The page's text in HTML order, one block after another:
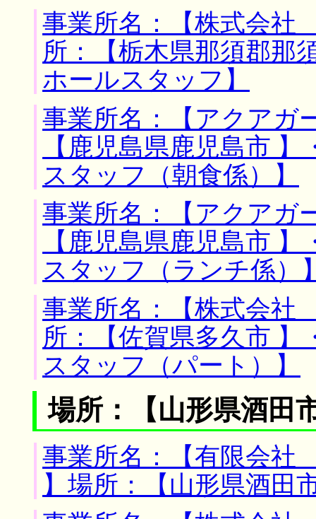
事業所名：【株式会
所：【栃木県那須郡那
ホールスタッフ】
事業所名：【アクアガ
【鹿児島県鹿児島市
スタッフ（朝食係）】
事業所名：【アクアガ
【鹿児島県鹿児島市
スタッフ（ランチ係）
事業所名：【株式会
所：【佐賀県多久市
スタッフ（パート）】
場所：【山形県酒田
事業所名：【有限会
】場所：【山形県酒